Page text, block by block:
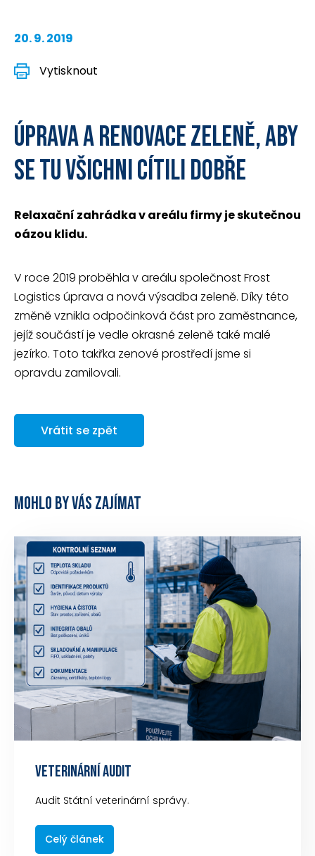
20. 9. 2019
Vytisknout
ÚPRAVA A RENOVACE ZELENĚ, ABY
SE TU VŠICHNI CÍTILI DOBŘE
Relaxační zahrádka v areálu firmy je skutečnou
oázou klidu.
V roce 2019 proběhla v areálu společnost Frost
Logistics úprava a nová výsadba zeleně. Díky této
změně vznikla odpočinková část pro zaměstnance,
jejíž součástí je vedle okrasné zeleně také malé
jezírko. Toto takřka zenové prostředí jsme si
opravdu zamilovali.
Vrátit se zpět
MOHLO BY VÁS ZAJÍMAT
VETERINÁRNÍ AUDIT
Audit Státní veterinární správy.
Celý článek